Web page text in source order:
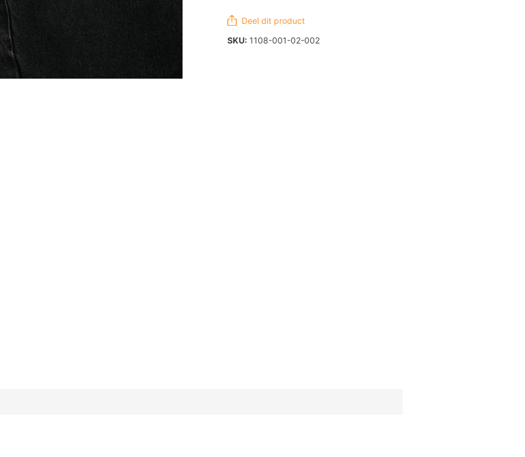
Deel dit product
SKU: 1108-001-02-002